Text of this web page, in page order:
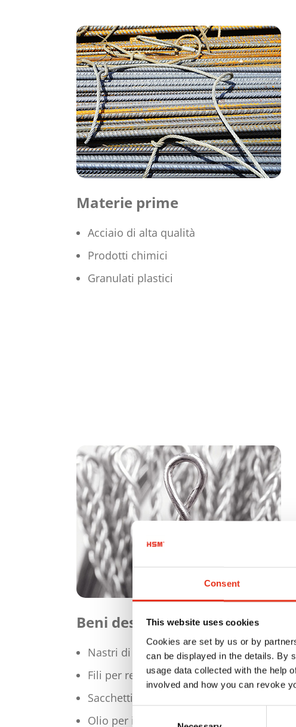
Consent
This website uses cookies
Cookies are set by us or by
can be displayed in the details. By
usage data collected with the help
involved and how you can revoke
Materie prime
Acciaio di alta qualità
Prodotti chimici
Granulati plastici
Beni destinati alla vendita
Nastri di legatura
Fili per reggiatura
Sacchetti in PE
Olio per il blocco di taglio